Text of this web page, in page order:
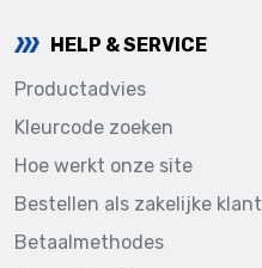
HELP & SERVICE
Productadvies
Kleurcode zoeken
Hoe werkt onze site
Bestellen als zakelijke klant
Betaalmethodes